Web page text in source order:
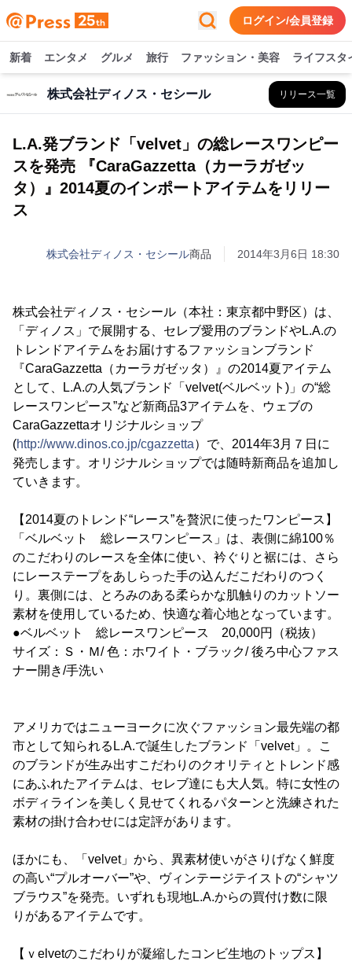
ログイン/会員登録
新着 エンタメ グルメ 旅行 ファッション・美容 ライフスタ
株式会社ディノス・セシール リリース一覧
L.A.発ブランド「velvet」の総レースワンピー
スを発売 『CaraGazzetta（カーラガゼッ
タ）』2014夏のインポートアイテムをリリー
ス
株式会社ディノス・セシール商品 2014年3月6日 18:30
株式会社ディノス・セシール（本社：東京都中野区）は、
「ディノス」で展開する、セレブ愛用のブランドやL.A.の
トレンドアイテムをお届けするファッションブランド
『CaraGazzetta（カーラガゼッタ）』の2014夏アイテム
として、L.A.の人気ブランド「velvet(ベルベット)」の“総
レースワンピース”など新商品3アイテムを、ウェブの
CaraGazzettaオリジナルショップ
(http://www.dinos.co.jp/cgazzetta）で、2014年3月７日に
発売します。オリジナルショップでは随時新商品を追加し
ていきます。
【2014夏のトレンド“レース”を贅沢に使ったワンピース】
「ベルベット 総レースワンピース」は、表側に綿100％
のこだわりのレースを全体に使い、衿ぐりと裾には、さら
にレーステープをあしらった手の込んだこだわりのつく
り。裏側には、とろみのある柔らかな肌触りのカットソー
素材を使用しているため、快適な着心地となっています。
●ベルベット 総レースワンピース 20,000円（税抜）
サイズ：Ｓ・Ｍ/ 色：ホワイト・ブラック/ 後ろ中心ファス
ナー開き/手洗い
アメリカではニューヨークに次ぐファッション最先端の都
市として知られるL.A.で誕生したブランド「velvet」。こ
のブランドが生み出すこだわりのクオリティとトレンド感
にあふれたアイテムは、セレブ達にも大人気。特に女性の
ボディラインを美しく見せてくれるパターンと洗練された
素材の掛け合わせには定評があります。
ほかにも、「velvet」から、異素材使いがさりげなく鮮度
の高い“プルオーバー”や、ヴィンテージテイストの“シャツ
ブラウス”を発売。いずれも現地L.A.からの買付け数に限
りがあるアイテムです。
【ｖelvetのこだわりが凝縮したコンビ生地のトップス】